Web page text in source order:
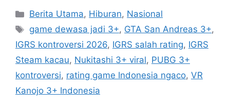
C
a
t
e
g
o
r
Berita Utama, Hiburan, Nasional
T
a
s
game dewasa jadi 3+, GTA San Andreas 3+,
IGRS kontroversi 2026, IGRS salah rating, IGRS
Steam kacau, Nukitashi 3+ viral, PUBG 3+
kontroversi, rating game Indonesia ngaco, VR
Kanojo 3+ Indonesia